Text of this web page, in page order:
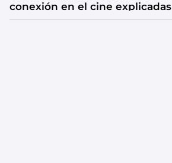
conexión en el cine explicadas